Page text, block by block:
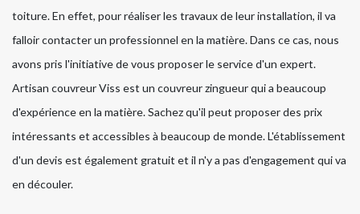
toiture. En effet, pour réaliser les travaux de leur installation, il va
falloir contacter un professionnel en la matière. Dans ce cas, nous
avons pris l'initiative de vous proposer le service d'un expert.
Artisan couvreur Viss est un couvreur zingueur qui a beaucoup
d'expérience en la matière. Sachez qu'il peut proposer des prix
intéressants et accessibles à beaucoup de monde. L'établissement
d'un devis est également gratuit et il n'y a pas d'engagement qui va
en découler.